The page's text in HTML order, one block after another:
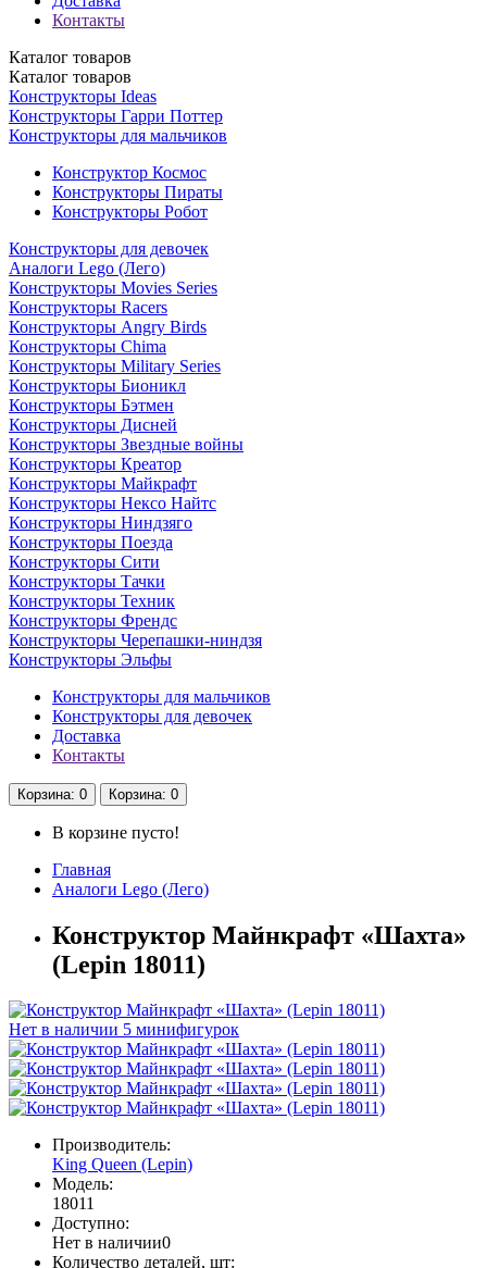
Контакты
Каталог товаров
Каталог товаров
Конструкторы Ideas
Конструкторы Гарри Поттер
Конструкторы для мальчиков
Конструктор Космос
Конструкторы Пираты
Конструкторы Робот
Конструкторы для девочек
Аналоги Lego (Лего)
Конструкторы Movies Series
Конструкторы Racers
Конструкторы Angry Birds
Конструкторы Chima
Конструкторы Military Series
Конструкторы Бионикл
Конструкторы Бэтмен
Конструкторы Дисней
Конструкторы Звездные войны
Конструкторы Креатор
Конструкторы Майкрафт
Конструкторы Нексо Найтс
Конструкторы Ниндзяго
Конструкторы Поезда
Конструкторы Сити
Конструкторы Тачки
Конструкторы Техник
Конструкторы Френдс
Конструкторы Черепашки-ниндзя
Конструкторы Эльфы
Конструкторы для мальчиков
Конструкторы для девочек
Доставка
Контакты
Корзина: 0 Корзина: 0
В корзине пусто!
Главная
Аналоги Lego (Лего)
Конструктор Майнкрафт «Шахта»
(Lepin 18011)
Нет в наличии 5 минифигурок
Производитель:
King Queen (Lepin)
Модель:
18011
Доступно:
Нет в наличии0
Количество деталей, шт: